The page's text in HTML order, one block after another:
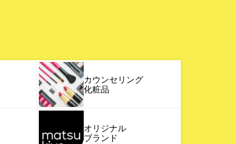
カウンセリング
化粧品
オリジナル
ブランド